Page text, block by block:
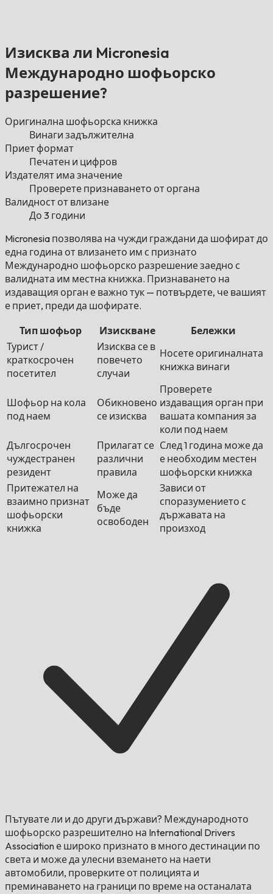
Изисква ли Micronesia
Международно шофьорско
разрешение?
Оригинална шофьорска книжка
Винаги задължителна
Приет формат
Печатен и цифров
Издателят има значение
Проверете признаването от органа
Валидност от влизане
До 3 години
Micronesia позволява на чужди граждани да шофират до
една година от влизането им с признато
Международно шофьорско разрешение заедно с
валидната им местна книжка. Признаването на
издаващия орган е важно тук — потвърдете, че вашият
е приет, преди да шофирате.
Тип шофьор Изискване
Бележки
Турист /
краткосрочен
посетител
Изисква се в
повечето
случаи
Носете оригиналната
книжка винаги
Шофьор на кола
под наем
Обикновено
се изисква
Проверете
издаващия орган при
вашата компания за
коли под наем
Дългосрочен
чуждестранен
резидент
Прилагат се
различни
правила
След 1 година може да
е необходим местен
шофьорски книжка
Притежател на
взаимно признат
шофьорски
книжка
Може да
бъде
освободен
Зависи от
споразумението с
държавата на
произход
Пътувате ли и до други държави? Международното
шофьорско разрешително на International Drivers
Association е широко признато в много дестинации по
света и може да улесни вземането на наети
автомобили, проверките от полицията и
преминаването на граници по време на останалата